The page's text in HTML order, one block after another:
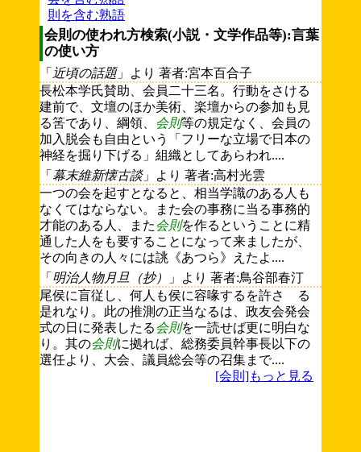
則を含む熟語
会則の使われ方検索(小説・文学作品等):言葉
の使い方
「 近頃の話題 」より 著者:宮本百合子
長松本学氏賛助、会員二十三名。行動をさける
建前で、文壇のほか美術、楽壇からの参加も見
る筈であり、綱領、
会則等の規定なく、会員の
加入脱会も自由という「フリーな立場で日本の
神経を掘り下げる」組織としてあらわれ....
「 幕末維新懐古談」より 著者:高村光雲
一つの会を起すとなると、相当学識のある人も
なくてはならない。また会の事務に当る事務的
才能のある人、また 会則を作るということに精
通した人をも要することになって来ましたが、
その向きの人々には誂《あつら》えたよ....
「 明治人物月旦（抄）
」より 著者:鳥谷部春汀
尾侯に盲従し、何人も侯に容喙するを許さゞる
是れなり。此の推測の正当なるは、政友会発会
式の日に発表したる 会則を一読せば更に明白な
り。其の会則に拠れば、総務委員幹事長以下の
選任より、大会、議員総会等の召集まで....
[会則]もっと見る